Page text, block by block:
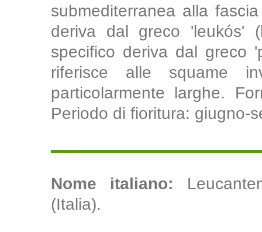
submediterranea alla
deriva dal greco 'leukós'
specifico deriva dal greco
riferisce alle squame
particolarmente larghe.
Periodo di fioritura: giugno-
Nome italiano:
(Italia).